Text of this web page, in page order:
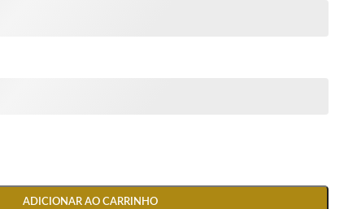
ADICIONAR AO CARRINHO